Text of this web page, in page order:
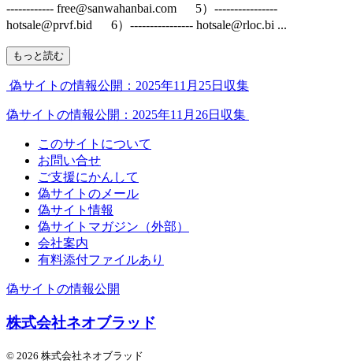
------------ free@sanwahanbai.com 5）----------------
hotsale@prvf.bid 6）---------------- hotsale@rloc.bi ...
もっと読む
偽サイトの情報公開：2025年11月25日収集
偽サイトの情報公開：2025年11月26日収集
このサイトについて
お問い合せ
ご支援にかんして
偽サイトのメール
偽サイト情報
偽サイトマガジン（外部）
会社案内
有料添付ファイルあり
偽サイトの情報公開
株式会社ネオブラッド
© 2026 株式会社ネオブラッド